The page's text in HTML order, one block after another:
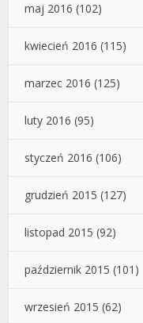
maj 2016 (102)
kwiecień 2016 (115)
marzec 2016 (125)
luty 2016 (95)
styczeń 2016 (106)
grudzień 2015 (127)
listopad 2015 (92)
październik 2015 (101)
wrzesień 2015 (62)